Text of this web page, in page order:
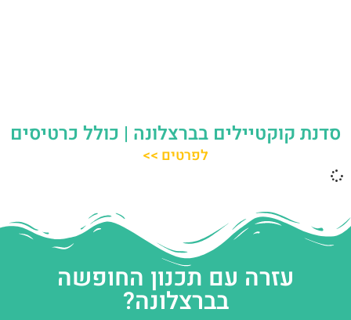
סדנת קוקטיילים בברצלונה | כולל כרטיסים
לפרטים >>
עזרה עם תכנון החופשה
בברצלונה?